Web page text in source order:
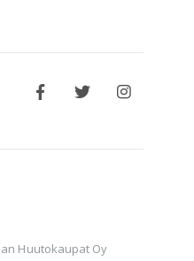
Huutokaupat Oy